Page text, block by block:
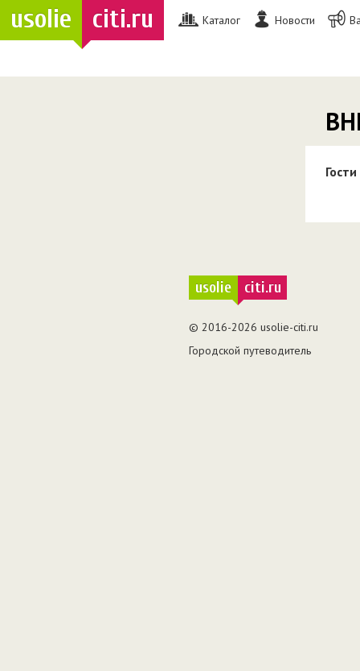
usolie citi.ru Каталог Новости
Гости
usolie citi.ru
© 2016-2026 usolie-citi.ru
Городской путеводитель